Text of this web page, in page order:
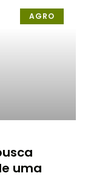
AGRO
uma